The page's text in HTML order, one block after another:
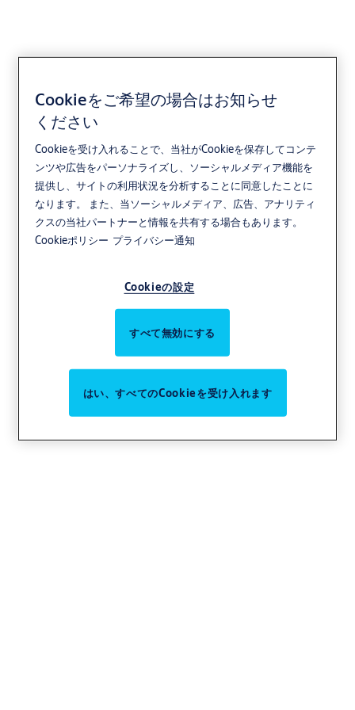
Cookieをご希望の場合はお知らせ
ください
Cookieを受け入れることで、当社がCookieを保存してコンテ
ンツや広告をパーソナライズし、ソーシャルメディア機能を
提供し、サイトの利用状況を分析することに同意したことに
なります。 また、当ソーシャルメディア、広告、アナリティ
クスの当社パートナーと情報を共有する場合もあります。
Cookieポリシー プライバシー通知
Cookieの設定
すべて無効にする
はい、すべてのCookieを受け入れます